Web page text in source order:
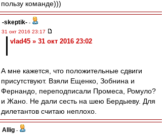
пользу команде)))
-skeptik- -
31 окт 2016 23:17
vlad45 » 31 окт 2016 23:02
А мне кажется, что положительные сдвиги
присутствуют. Взяли Ещенко, Зобнина и
Фернандо, переподписали Промеса, Ромуло?
и Жано. Не дали сесть на шею Бердыеву. Для
дилетантов считаю неплохо.
Allig -